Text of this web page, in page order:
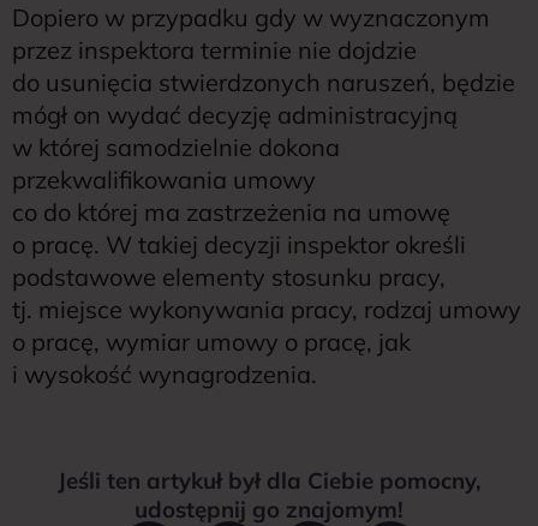
Dopiero w przypadku gdy w wyznaczonym
przez inspektora terminie nie dojdzie
do usunięcia stwierdzonych naruszeń, będzie
mógł on wydać decyzję administracyjną
w której samodzielnie dokona
przekwalifikowania umowy
co do której ma zastrzeżenia na umowę
o pracę. W takiej decyzji inspektor określi
podstawowe elementy stosunku pracy,
tj. miejsce wykonywania pracy, rodzaj umowy
o pracę, wymiar umowy o pracę, jak
i wysokość wynagrodzenia.
Jeśli ten artykuł był dla Ciebie pomocny,
udostępnij go znajomym!